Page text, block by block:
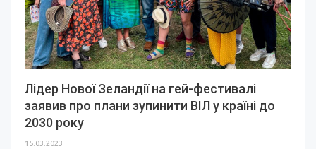
Лідер Нової Зеландії на гей-фестивалі
заявив про плани зупинити ВІЛ у країні до
2030 року
15.03.2023